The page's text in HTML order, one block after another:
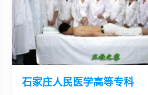
石家庄人民医学高等专科